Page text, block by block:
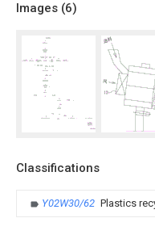
Images (6)
Classifications
Y02W30/62 Plastics